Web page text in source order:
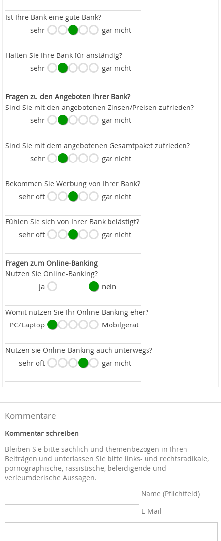
Ist Ihre Bank eine gute Bank?
sehr gar nicht
Halten Sie Ihre Bank für anständig?
sehr gar nicht
Fragen zu den Angeboten Ihrer Bank?
Sind Sie mit den angebotenen Zinsen/Preisen zufrieden?
sehr gar nicht
Sind Sie mit dem angebotenen Gesamtpaket zufrieden?
sehr gar nicht
Bekommen Sie Werbung von Ihrer Bank?
sehr oft gar nicht
Fühlen Sie sich von Ihrer Bank belästigt?
sehr oft gar nicht
Fragen zum Online-Banking
Nutzen Sie Online-Banking?
ja nein
Womit nutzen Sie Ihr Online-Banking eher?
PC/Laptop Mobilgerät
Nutzen sie Online-Banking auch unterwegs?
sehr oft gar nicht
Kommentare
Kommentar schreiben
Bleiben Sie bitte sachlich und themenbezogen in Ihren
Beiträgen und unterlassen Sie bitte links- und rechtsradikale,
pornographische, rassistische, beleidigende und
verleumderische Aussagen.
Name (Pflichtfeld)
E-Mail